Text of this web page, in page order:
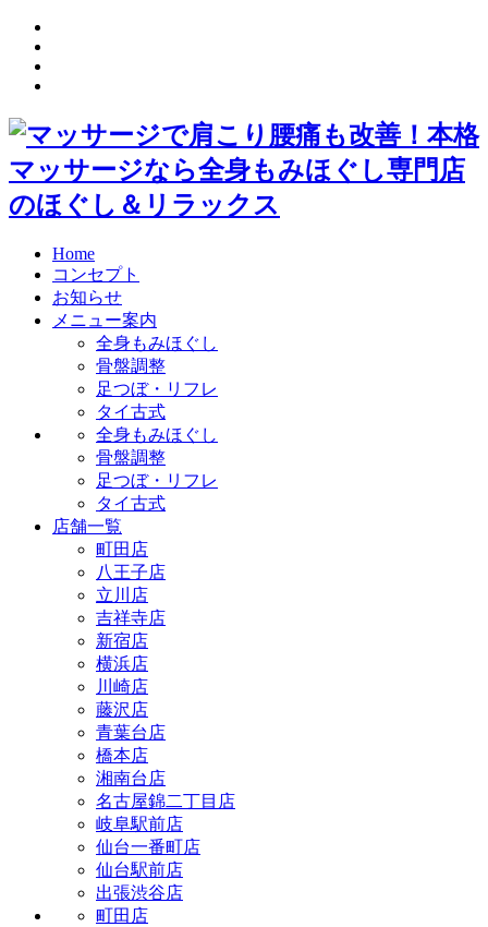
Home
コンセプト
お知らせ
メニュー案内
全身もみほぐし
骨盤調整
足つぼ・リフレ
タイ古式
全身もみほぐし
骨盤調整
足つぼ・リフレ
タイ古式
店舗一覧
町田店
八王子店
立川店
吉祥寺店
新宿店
横浜店
川崎店
藤沢店
青葉台店
橋本店
湘南台店
名古屋錦二丁目店
岐阜駅前店
仙台一番町店
仙台駅前店
出張渋谷店
町田店